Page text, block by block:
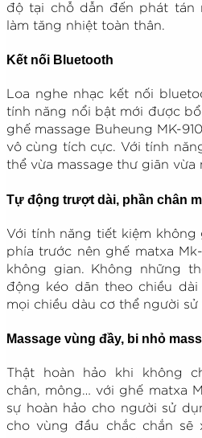
độ tại chỗ dẫn đến phát tán
làm tăng nhiệt toàn thân.
Kết nối Bluetooth
Loa nghe nhạc kết nối
tính năng nổi bật mới được
ghế massage Buheung MK-
vô cùng tích cực. Với tính
thể vừa massage thư giãn vừa
Tự động trượt dài, phần chân
Với tính năng tiết kiệm
phía trước nên ghế matxa
không gian. Không những
động kéo dãn theo chiều
mọi chiều dàu cơ thể người sử
Massage vùng đầy, bi nhỏ
Thật hoàn hảo khi không
chân, mông… với ghế matxa
sự hoàn hảo cho người sử
cho vùng đầu chắc chắn sẽ